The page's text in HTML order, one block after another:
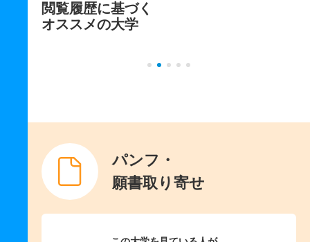
閲覧履歴に基づく
オススメの大学
パンフ・
願書取り寄せ